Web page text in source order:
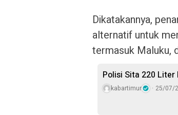
Dikatakannya,
alternatif untuk
termasuk Maluku,
Polisi Sita 220 Liter
kabartimur 25/07/